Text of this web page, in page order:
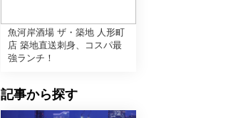
魚河岸酒場 ザ・築地 人形町
店 築地直送刺身、コスパ最
強ランチ！
記事から探す